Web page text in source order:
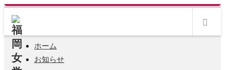
ホーム
お知らせ